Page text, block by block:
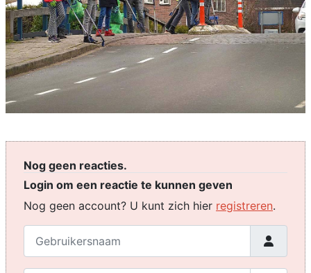
Nog geen reacties.
Login om een reactie te kunnen geven
Nog geen account? U kunt zich hier registreren.